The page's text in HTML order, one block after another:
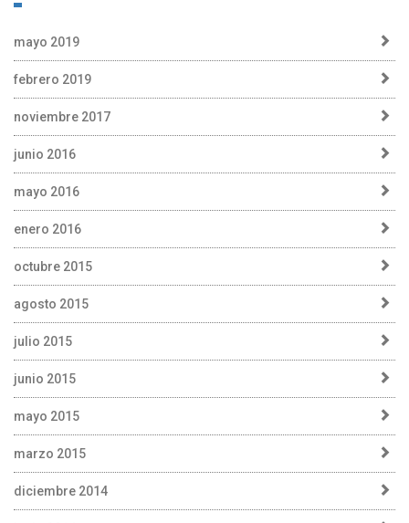
mayo 2019
febrero 2019
noviembre 2017
junio 2016
mayo 2016
enero 2016
octubre 2015
agosto 2015
julio 2015
junio 2015
mayo 2015
marzo 2015
diciembre 2014